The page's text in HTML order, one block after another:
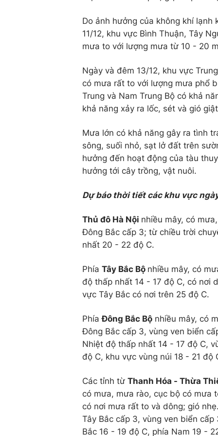
Do ảnh hưởng của không khí
11/12, khu vực Bình Thuận, Tây
mưa to với lượng mưa từ 10 - 20
Ngày và đêm 13/12, khu vực
có mưa rất to với lượng mưa phổ
Trung và Nam Trung Bộ có khả
khả năng xảy ra lốc, sét và gió
Mưa lớn có khả năng gây ra tình
sông, suối nhỏ, sạt lở đất trên
hưởng đến hoạt động của tàu
hưởng tới cây trồng, vật nuôi.
Dự báo thời tiết các khu vực
Thủ đô Hà Nội nhiều mây, có
Đông Bắc cấp 3; từ chiều trời
nhất 20 - 22 độ C.
Phía Tây Bắc Bộ nhiều mây, có
độ thấp nhất 14 - 17 độ C, có nơi
vực Tây Bắc có nơi trên 25 độ C.
PhíaĐông Bắc Bộ nhiều mây, có
Đông Bắc cấp 3, vùng ven biển
Nhiệt độ thấp nhất 14 - 17 độ C,
độ C, khu vực vùng núi 18 - 21 độ
Các tỉnh từ Thanh Hóa - Thừa
có mưa, mưa rào, cục bộ có mưa
có nơi mưa rất to và dông; gió
Tây Bắc cấp 3, vùng ven biển
Bắc 16 - 19 độ C, phía Nam 19 -